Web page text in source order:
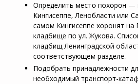
Определить место похорон —
Кингисеппе, Ленобласти или
самом Кингисеппе хоронят на
кладбище по ул. Жукова.
кладбищ Ленинградской
соответствующем разделе.
Подобрать принадлежности
необходимый транспорт-